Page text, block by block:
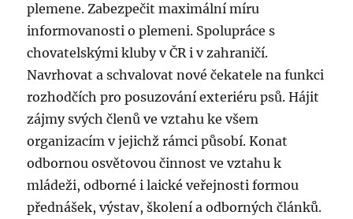
plemene. Zabezpečit maximální míru
informovanosti o plemeni. Spolupráce s
chovatelskými kluby v ČR i v zahraničí.
Navrhovat a schvalovat nové čekatele na funkci
rozhodčích pro posuzování exteriéru psů. Hájit
zájmy svých členů ve vztahu ke všem
organizacím v jejichž rámci působí. Konat
odbornou osvětovou činnost ve vztahu k
mládeži, odborné i laické veřejnosti formou
přednášek, výstav, školení a odborných článků.